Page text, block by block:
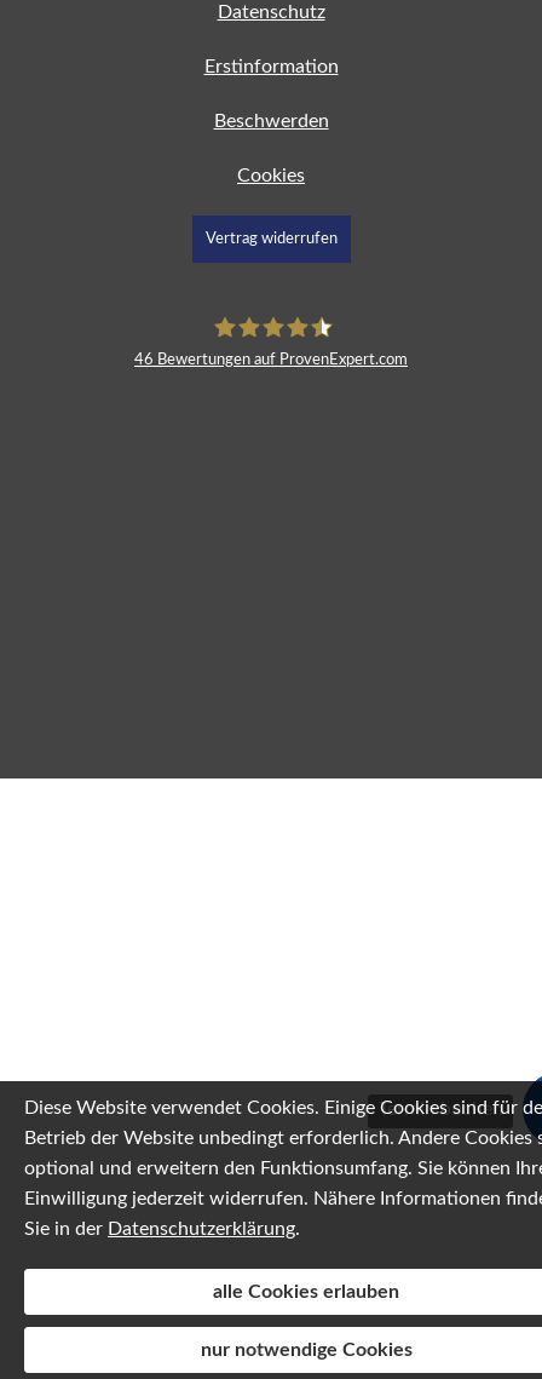
Termin buchen
Datenschutz
Erstinformation
Beschwerden
Cookies
Vertrag widerrufen
46 Bewertungen auf ProvenExpert.com
Diese Website verwendet Cookies. Einige Cookies sind für
Betrieb der Website unbedingt erforderlich. Andere Cookies
optional und erweitern den Funktionsumfang. Sie können
Einwilligung jederzeit widerrufen. Nähere Informationen
Sie in der Datenschutzerklärung.
alle Cookies erlauben
nur notwendige Cookies